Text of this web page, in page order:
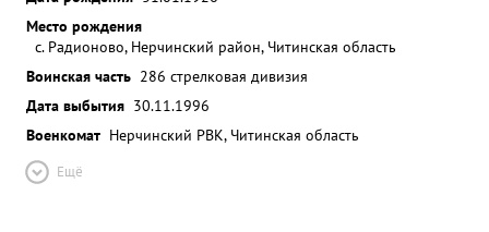
Место рождения
с. Радионово, Нерчинский район, Читинская область
Воинская часть 286 стрелковая дивизия
Дата выбытия 30.11.1996
Военкомат Нерчинский РВК, Читинская область
Ещё